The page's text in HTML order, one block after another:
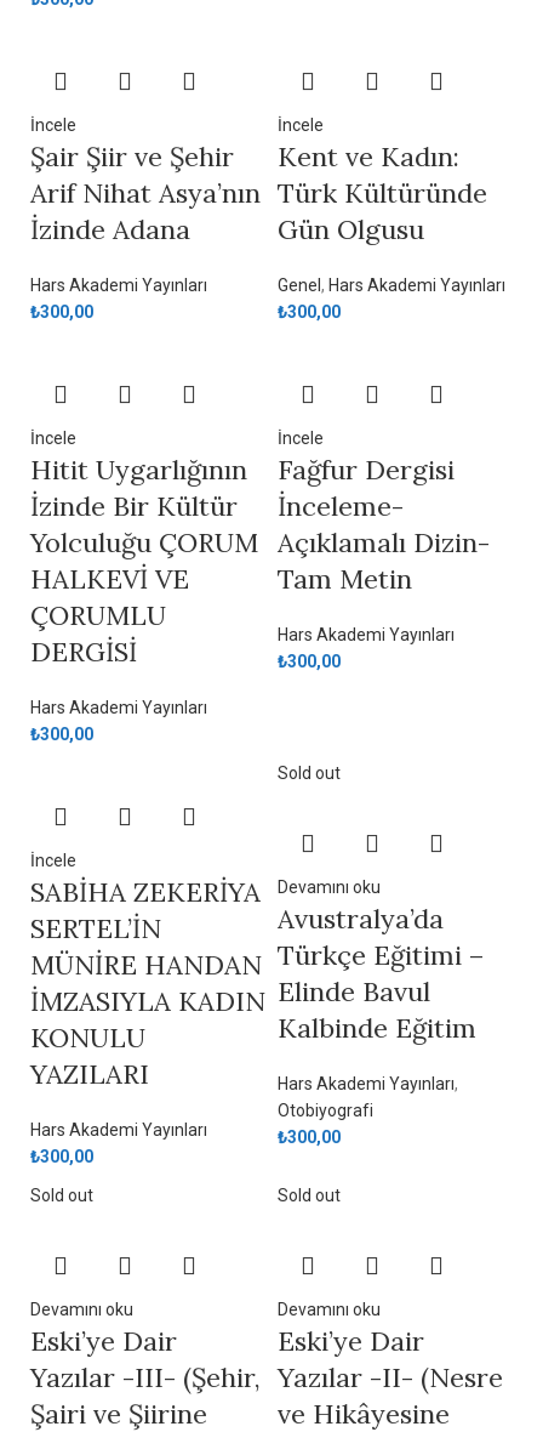
İncele
Şair Şiir ve Şehir
Arif Nihat Asya’nın
İzinde Adana
Hars Akademi Yayınları
₺300,00
İncele
Kent ve Kadın:
Türk Kültüründe
Gün Olgusu
Genel , Hars Akademi Yayınları
₺300,00
İncele
Hitit Uygarlığının
İzinde Bir Kültür
Yolculuğu ÇORUM
HALKEVİ VE
ÇORUMLU
DERGİSİ
Hars Akademi Yayınları
₺300,00
İncele
Fağfur Dergisi
İnceleme-
Açıklamalı Dizin-
Tam Metin
Hars Akademi Yayınları
₺300,00
İncele
SABİHA ZEKERİYA
SERTEL’İN
MÜNİRE HANDAN
İMZASIYLA KADIN
KONULU
YAZILARI
Hars Akademi Yayınları
₺300,00
Sold out
Devamını oku
Avustralya’da
Türkçe Eğitimi –
Elinde Bavul
Kalbinde Eğitim
Hars Akademi Yayınları,
Otobiyografi
₺300,00
Sold out
Devamını oku
Eski’ye Dair
Yazılar -III- (Şehir,
Şairi ve Şiirine
Sold out
Devamını oku
Eski’ye Dair
Yazılar -II- (Nesre
ve Hikâyesine